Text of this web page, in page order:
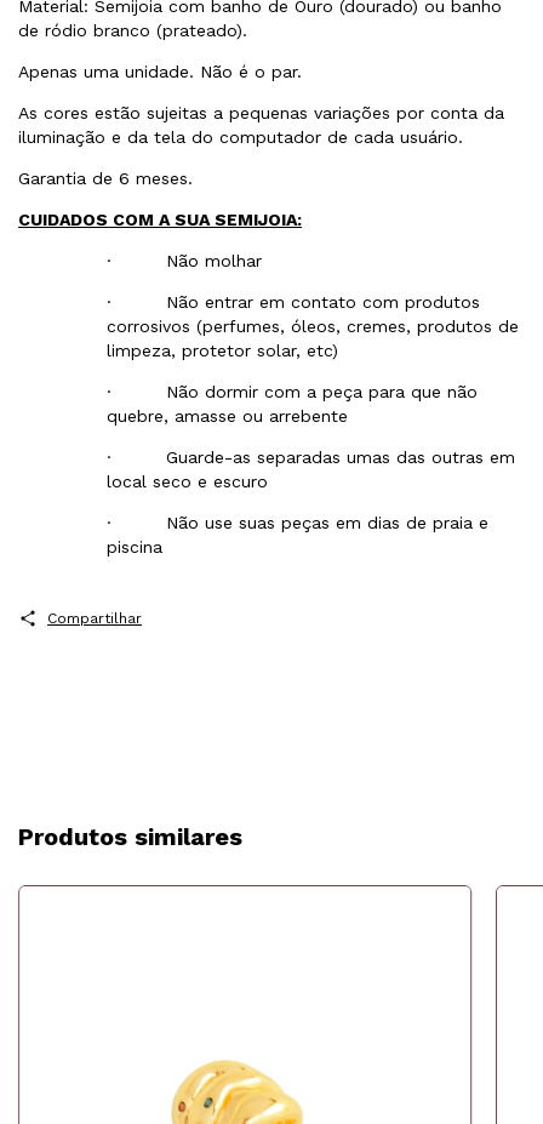
Material: Semijoia com banho de Ouro (dourado) ou banho
de ródio branco (prateado).
Apenas uma unidade. Não é o par.
As cores estão sujeitas a pequenas variações por conta da
iluminação e da tela do computador de cada usuário.
Garantia de 6 meses.
CUIDADOS COM A SUA SEMIJOIA:
· Não molhar
· Não entrar em contato com produtos
corrosivos (perfumes, óleos, cremes, produtos de
limpeza, protetor solar, etc)
· Não dormir com a peça para que não
quebre, amasse ou arrebente
· Guarde-as separadas umas das outras em
local seco e escuro
· Não use suas peças em dias de praia e
piscina
Compartilhar
Produtos similares